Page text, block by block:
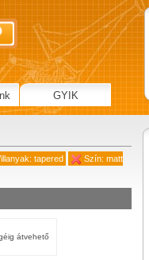
tapered
Szín: matt
átvehető
GYIK